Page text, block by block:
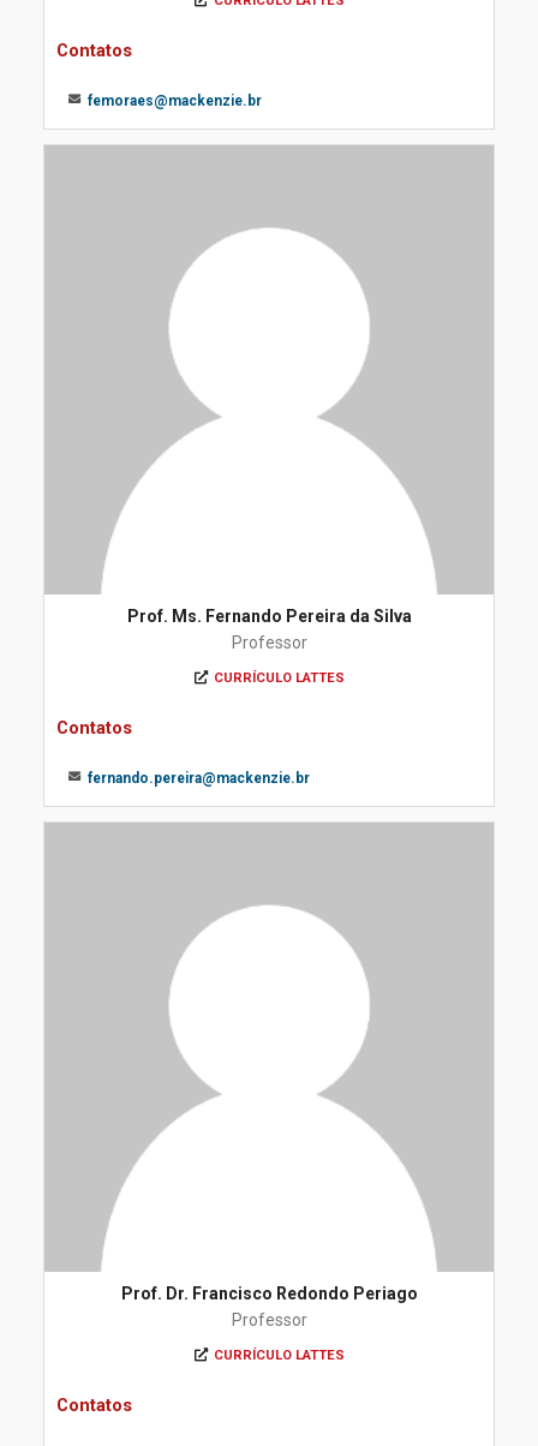
Contatos
femoraes@mackenzie.br
Prof. Ms. Fernando Pereira da Silva
Professor
CURRÍCULO LATTES
Contatos
fernando.pereira@mackenzie.br
Prof. Dr. Francisco Redondo Periago
Professor
CURRÍCULO LATTES
Contatos